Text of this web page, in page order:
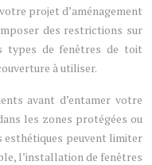
projet d’aménagement
des restrictions sur
types de fenêtres de toit
à utiliser.
avant d’entamer votre
les zones protégées ou
esthétiques peuvent limiter
l’installation de fenêtres